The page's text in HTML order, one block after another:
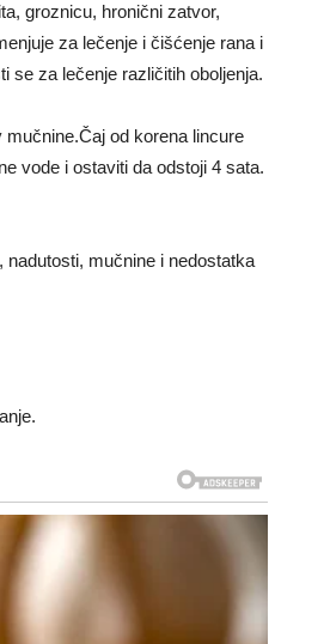
groznicu, hronični zatvor,
za lečenje i čišćenje rana i
se za lečenje različitih oboljenja.
od korena lincure
vode i ostaviti da odstoji 4 sata.
mučnine i nedostatka